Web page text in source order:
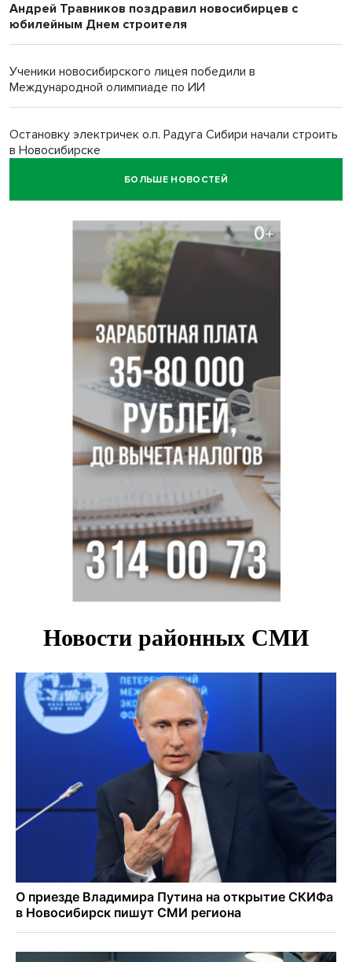
Андрей Травников поздравил новосибирцев с
юбилейным Днем строителя
Ученики новосибирского лицея победили в
Международной олимпиаде по ИИ
Остановку электричек о.п. Радуга Сибири начали строить
в Новосибирске
Транспортная прокуратура проверит S7 после инцидента
500 литров ухи сварили новосибирцам на
Бугринском пляже
Под Новосибирском двое пострадали в ДТП с
перевернувшейся «ГАЗелью»
Легендарный хоккеист Тарасенко вернулся к брату в
БОЛЬШЕ НОВОСТЕЙ